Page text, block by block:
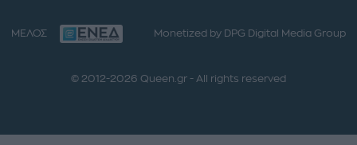
ΜΕΛΟΣ Monetized by DPG Digital Media Group
© 2012-2026 Queen.gr - All rights reserved